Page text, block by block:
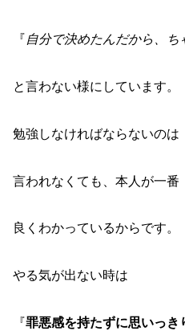
『自分で決めたんだから、ち
と言わない様にしています。
勉強しなければならないのは
言われなくても、本人が一番
良くわかっているからです。
やる気が出ない時は
『罪悪感を持たずに思いっき